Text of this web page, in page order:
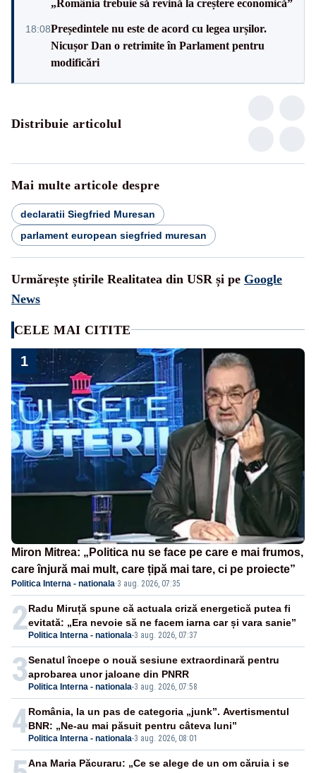
„România trebuie să revină la creștere economică”
18:08Președintele nu este de acord cu legea urșilor.
Nicușor Dan o retrimite în Parlament pentru
modificări
Distribuie articolul
Mai multe articole despre
declaratii Siegfried Muresan
parlament european siegfried muresan
Urmărește știrile Realitatea din USR și pe Google
News
CELE MAI CITITE
1
Miron Mitrea: „Politica nu se face pe care e mai frumos,
care înjură mai mult, care țipă mai tare, ci pe proiecte”
Politica Interna - nationala·3 aug. 2026, 07:35
2 Politica Interna - nationala-3 aug. 2026, 07:37
Radu Miruță spune că actuala criză energetică putea fi
evitată: „Era nevoie să ne facem iarna car și vara sanie”
3 Politica Interna - nationala-3 aug. 2026, 07:58
Senatul începe o nouă sesiune extraordinară pentru
aprobarea unor jaloane din PNRR
4 Politica Interna - nationala-3 aug. 2026, 08:01
România, la un pas de categoria „junk”. Avertismentul
BNR: „Ne-au mai păsuit pentru câteva luni”
Ana Maria Păcuraru: „Ce se alege de un om căruia i se